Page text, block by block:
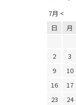
7月 <
日 月
2
3
9
10
16
17
23
24